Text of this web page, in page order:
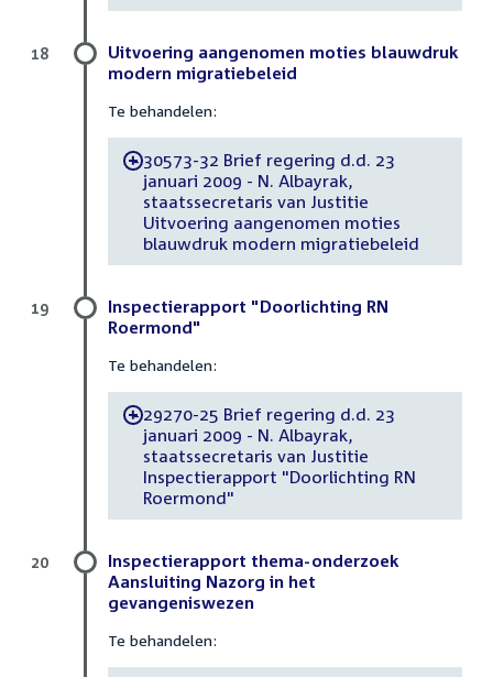
Uitvoering aangenomen moties blauwdruk
modern migratiebeleid
Te behandelen:
-30573-32 Brief regering d.d. 23
januari 2009 - N. Albayrak,
staatssecretaris van Justitie
Uitvoering aangenomen moties
blauwdruk modern migratiebeleid
18
Inspectierapport "Doorlichting RN
Roermond"
Te behandelen:
-29270-25 Brief regering d.d. 23
januari 2009 - N. Albayrak,
staatssecretaris van Justitie
Inspectierapport "Doorlichting RN
Roermond"
19
Inspectierapport thema-onderzoek
Aansluiting Nazorg in het
gevangeniswezen
Te behandelen:
20